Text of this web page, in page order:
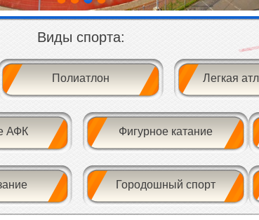
Виды спорта:
Полиатлон Легкая
АФК Фигурное катание
Городошный спорт